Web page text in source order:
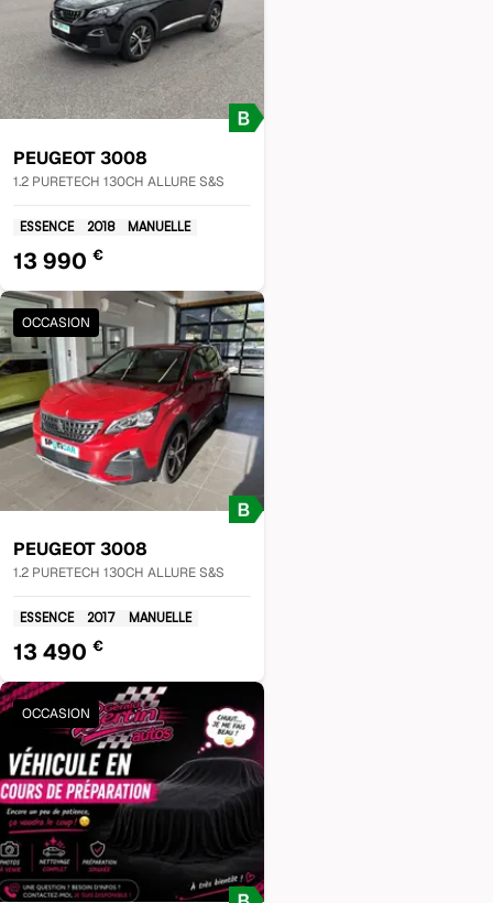
PEUGEOT3008
1.2 PURETECH 130CH ALLURE S&S
ESSENCE 2018 MANUELLE
13 990 €
OCCASION
PEUGEOT3008
1.2 PURETECH 130CH ALLURE S&S
ESSENCE 2017 MANUELLE
13 490 €
OCCASION